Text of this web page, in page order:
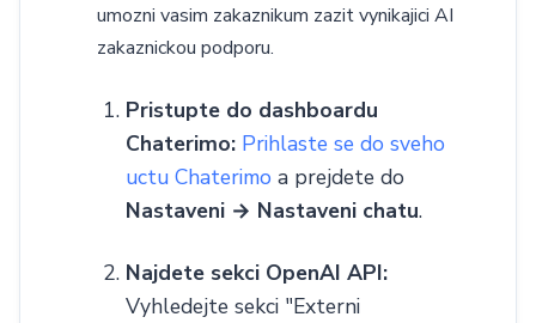
umozni vasim zakaznikum zazit vynikajici AI
zakaznickou podporu.
Pristupte do dashboardu
Chaterimo: Prihlaste se do sveho
uctu Chaterimo a prejdete do
Nastaveni → Nastaveni chatu.
Najdete sekci OpenAI API:
Vyhledejte sekci "Externi
ChatGPT pro webové stránky